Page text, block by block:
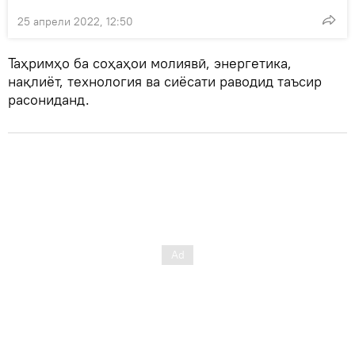
25 апрели 2022, 12:50
Таҳримҳо ба соҳаҳои молиявӣ, энергетика,
нақлиёт, технология ва сиёсати раводид таъсир
расониданд.